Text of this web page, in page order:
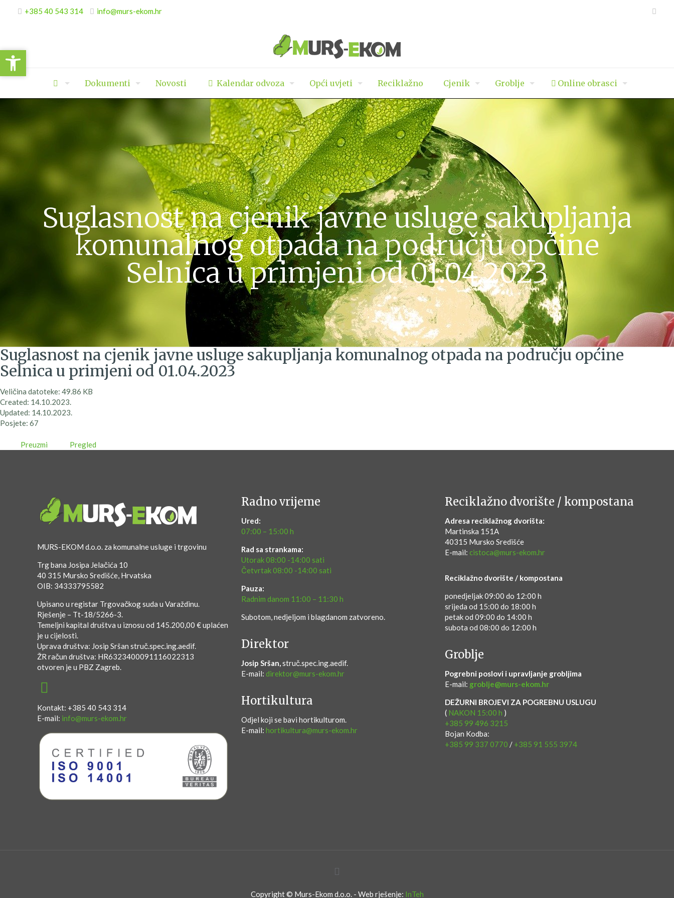
Open toolbar
+385 40 543 314 info@murs-ekom.hr
Dokumenti Novosti Kalendar odvoza Opći uvjeti Reciklažno Cjenik Groblje Online obrasci
Suglasnost na cjenik javne usluge sakupljanja
komunalnog otpada na području općine
Selnica u primjeni od 01.04.2023
Suglasnost na cjenik javne usluge sakupljanja komunalnog otpada na području općine
Selnica u primjeni od 01.04.2023
Veličina datoteke: 49.86 KB
Created: 14.10.2023.
Updated: 14.10.2023.
Posjete: 67
Preuzmi Pregled
MURS-EKOM d.o.o. za komunalne usluge i trgovinu
Trg bana Josipa Jelačića 10
40 315 Mursko Središće, Hrvatska
OIB: 34333795582
Upisano u registar Trgovačkog suda u Varaždinu.
Rješenje – Tt-18/5266-3.
Temeljni kapital društva u iznosu od 145.200,00 € uplaćen
je u cijelosti.
Uprava društva: Josip Sršan struč.spec.ing.aedif.
ŽR račun društva: HR6323400091116022313
otvoren je u PBZ Zagreb.
Kontakt: +385 40 543 314
E-mail: info@murs-ekom.hr
Radno vrijeme
Ured:
07:00 – 15:00 h
Rad sa strankama:
Utorak 08:00 -14:00 sati
Četvrtak 08:00 -14:00 sati
Pauza:
Radnim danom 11:00 – 11:30 h
Subotom, nedjeljom i blagdanom zatvoreno.
Direktor
Josip Sršan,struč.spec.ing.aedif.
E-mail: direktor@murs-ekom.hr
Hortikultura
Odjel koji se bavi hortikulturom.
E-mail: hortikultura@murs-ekom.hr
Reciklažno dvorište / kompostana
Adresa reciklažnog dvorišta:
Martinska 151A
40315 Mursko Središće
E-mail: cistoca@murs-ekom.hr
Reciklažno dvorište / kompostana
ponedjeljak 09:00 do 12:00 h
srijeda od 15:00 do 18:00 h
petak od 09:00 do 14:00 h
subota od 08:00 do 12:00 h
Groblje
Pogrebni poslovi i upravljanje grobljima
E-mail: groblje@murs-ekom.hr
DEŽURNI BROJEVI ZA POGREBNU USLUGU
( NAKON 15:00 h )
+385 99 496 3215
Bojan Kodba:
+385 99 337 0770 / +385 91 555 3974
Copyright © Murs-Ekom d.o.o. - Web rješenje: InTeh
Open toolbar